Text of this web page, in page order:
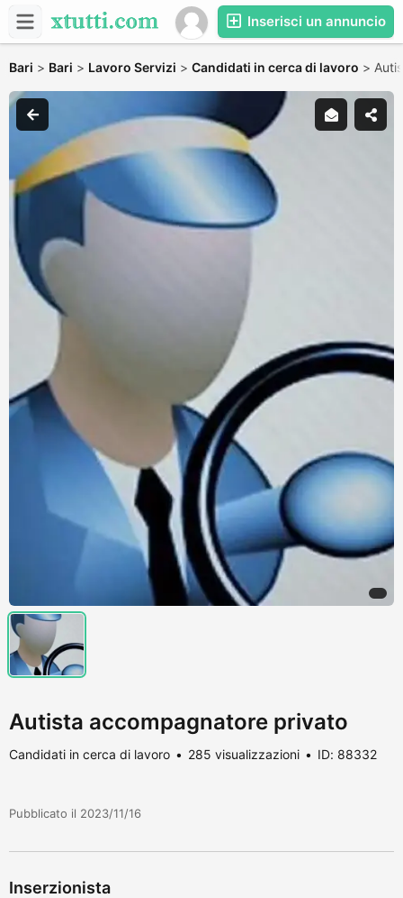
Inserisci un annuncio
Bari > Bari > Lavoro Servizi > Candidati in cerca di lavoro >
Autista accompagnatore privato
Candidati in cerca di lavoro 285 visualizzazioni ID: 88332
Pubblicato il 2023/11/16
Inserzionista